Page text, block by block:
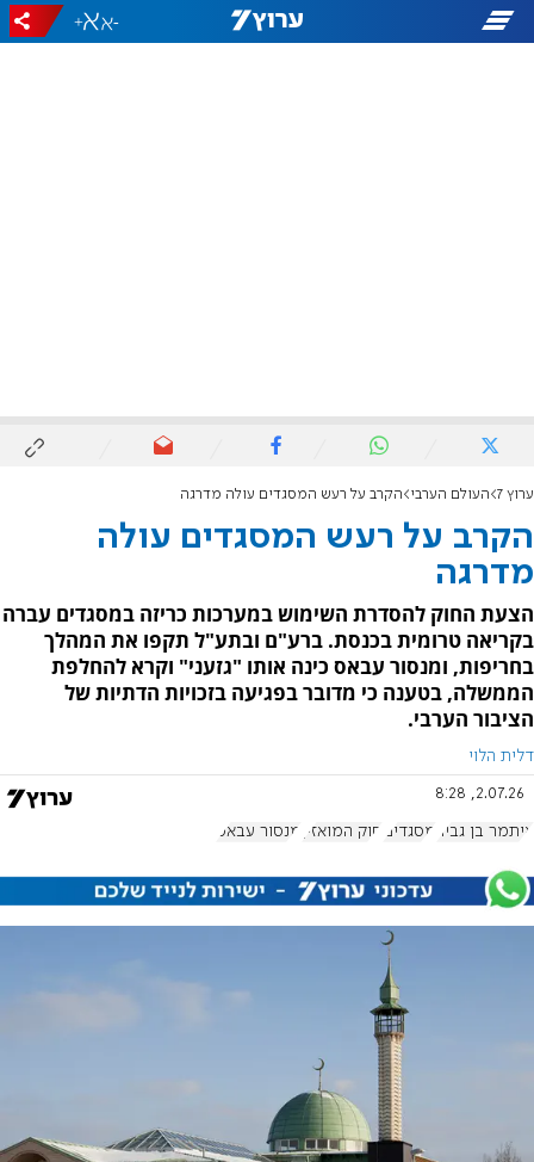
-
+
ערוץ 7 העולם הערבי הקרב על רעש המסגדים עולה מדרגה
הקרב על רעש המסגדים עולה
מדרגה
הצעת החוק להסדרת השימוש במערכות כריזה במסגדים עברה
בקריאה טרומית בכנסת. ברע"ם ובתע"ל תקפו את המהלך
בחריפות, ומנסור עבאס כינה אותו "גזעני" וקרא להחלפת
הממשלה, בטענה כי מדובר בפגיעה בזכויות הדתיות של
הציבור הערבי.
דלית הלוי
2.07.26, 8:28
איתמר בן גביר מסגדים חוק המואזין מנסור עבאס